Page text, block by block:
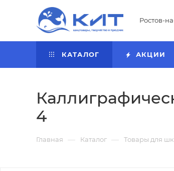
Ростов-
КАТАЛОГ АКЦИИ
4
Главная — Каталог — Товары для